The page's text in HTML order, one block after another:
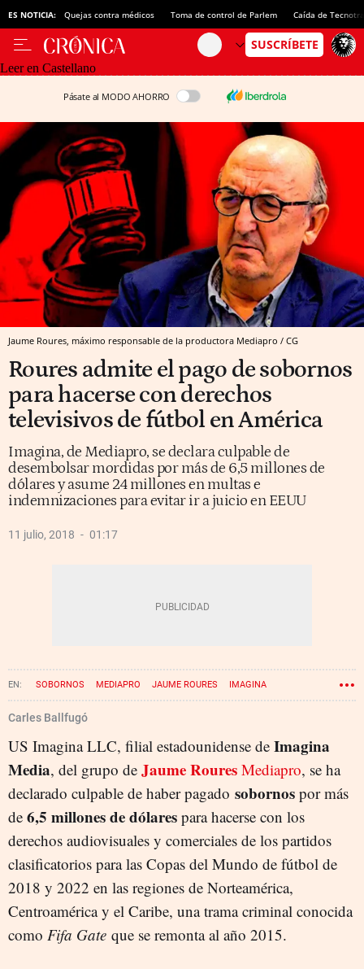
ES NOTICIA: Quejas contra médicos Toma de control de Parlem Caída de
Leer en Castellano
Pásate al MODO AHORRO
Jaume Roures, máximo responsable de la productora Mediapro / CG
Roures admite el pago de sobornos
para hacerse con derechos
televisivos de fútbol en América
Imagina, de Mediapro, se declara culpable de
desembolsar mordidas por más de 6,5 millones de
dólares y asume 24 millones en multas e
indemnizaciones para evitar ir a juicio en EEUU
11 julio, 2018 01:17
SOBORNOS MEDIAPRO JAUME ROURES IMAGINA
Carles Ballfugó
US Imagina LLC, filial estadounidense de Imagina
Media, del grupo de Jaume Roures Mediapro, se ha
declarado culpable de haber pagado sobornos por más
de 6,5 millones de dólares para hacerse con los
derechos audiovisuales y comerciales de los partidos
clasificatorios para las Copas del Mundo de fútbol de
2018 y 2022 en las regiones de Norteamérica,
Centroamérica y el Caribe, una trama criminal conocida
como Fifa Gate que se remonta al año 2015.